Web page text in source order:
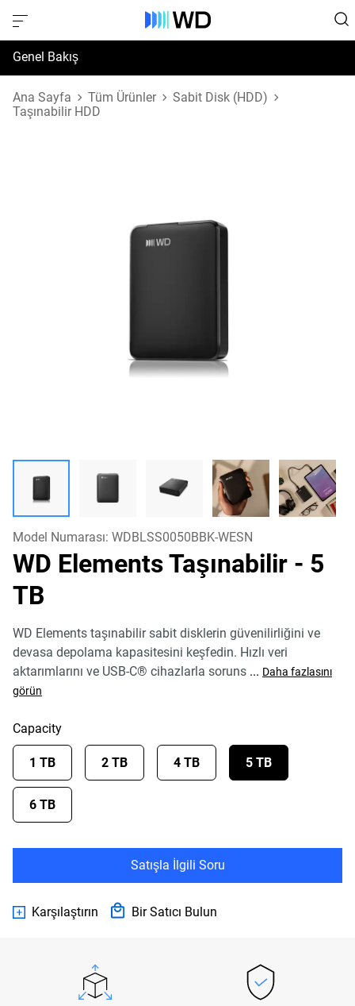
Genel Bakış
Özellikler
Ana Sayfa Tüm Ürünler
Sabit Disk (HDD)
Taşınabilir HDD
Model Numarası: WDBLSS0050BBK-WESN
WD Elements Taşınabilir - 5
TB
WD Elements taşınabilir sabit disklerin güvenilirliğini ve
devasa depolama kapasitesini keşfedin. Hızlı veri
aktarımlarını ve USB-C® cihazlarla soruns ... Daha fazlasını
görün
Capacity
1 TB 2 TB 4 TB 5 TB
6 TB
Satışla İlgili Soru
Karşılaştırın Bir Satıcı Bulun